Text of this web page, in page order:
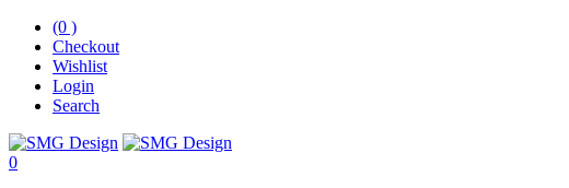
(0 )
Checkout
Wishlist
Login
Search
0